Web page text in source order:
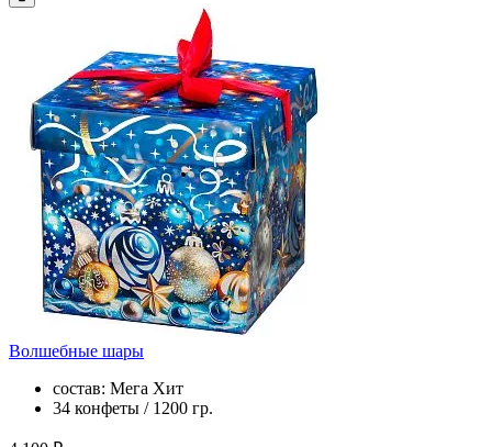
Волшебные шары
состав: Мега Хит
34 конфеты / 1200 гр.